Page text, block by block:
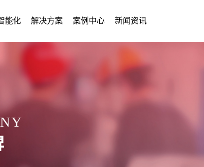
能化 解决方案 案例中心 新闻资讯